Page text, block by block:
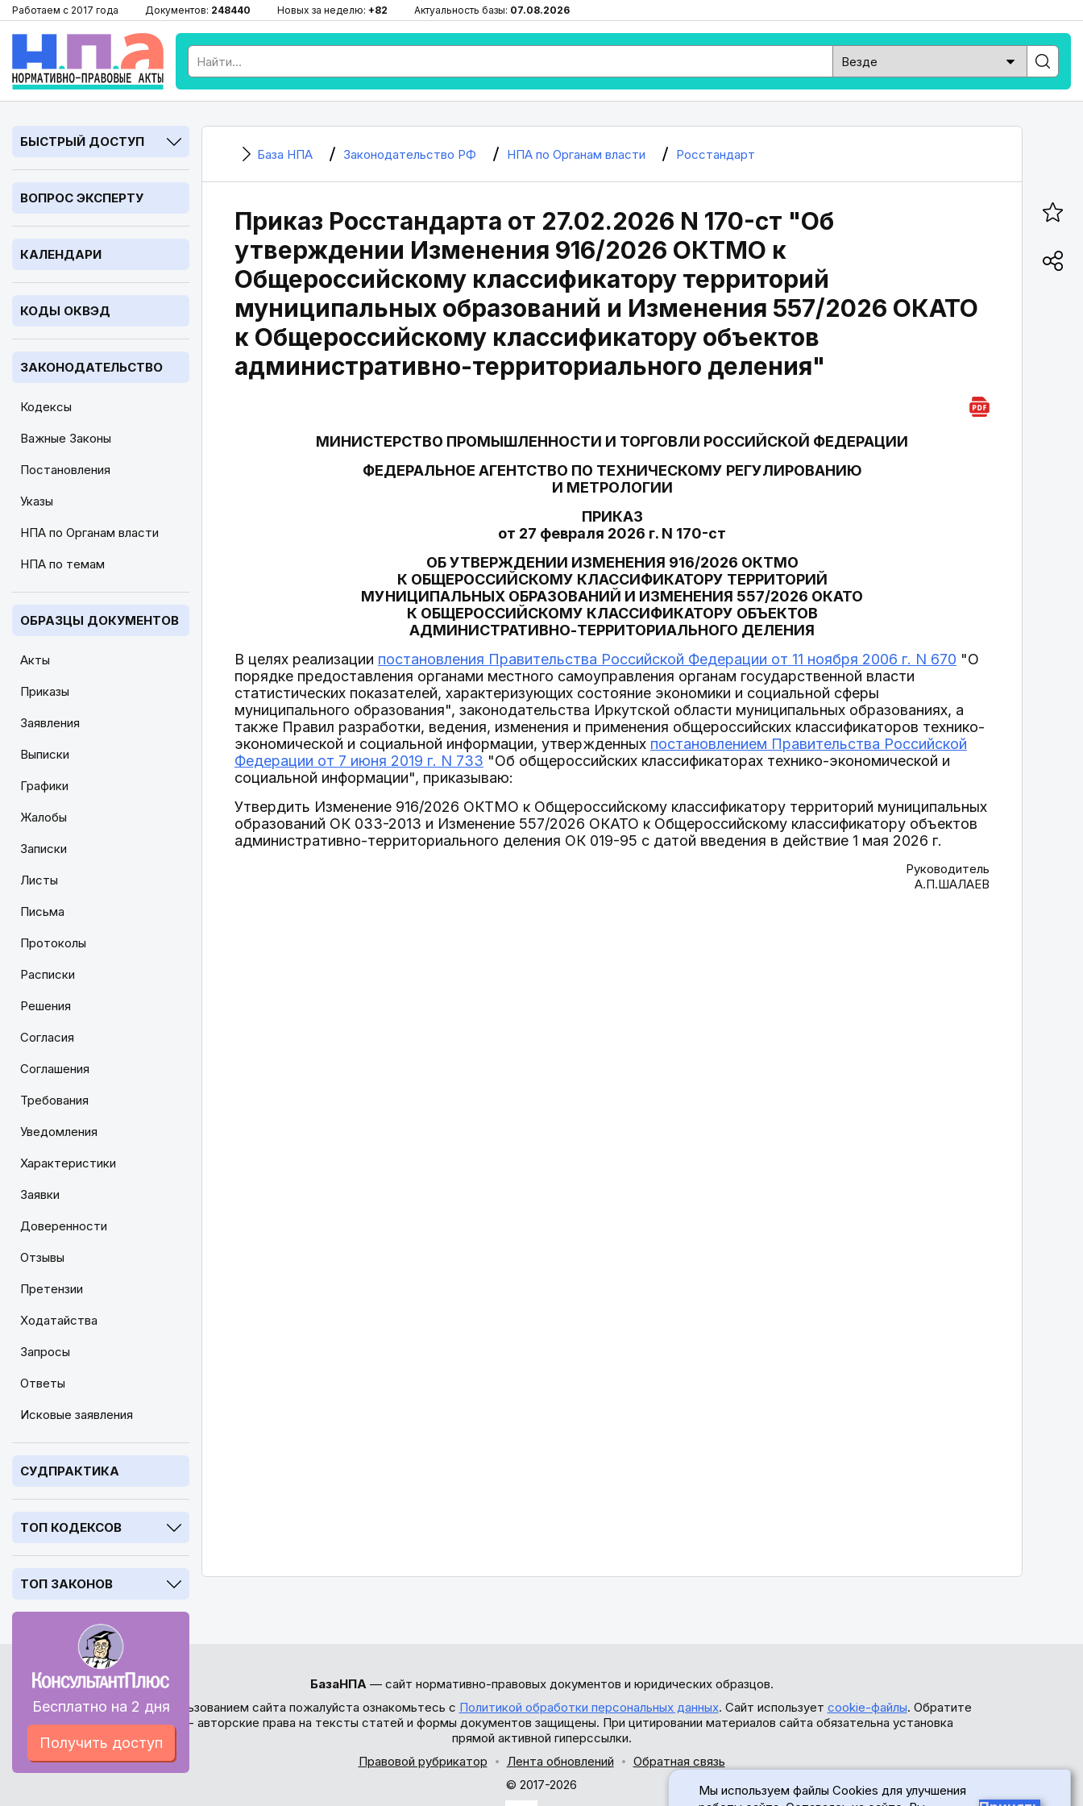
Работаем с 2017 года Документов: 248440 Новых за неделю: +82 Актуальность базы: 07.08.2026
БЫСТРЫЙ ДОСТУП
ВОПРОС ЭКСПЕРТУ
КАЛЕНДАРИ
КОДЫ ОКВЭД
ЗАКОНОДАТЕЛЬСТВО
Кодексы
Важные Законы
Постановления
Указы
НПА по Органам власти
НПА по темам
ОБРАЗЦЫ ДОКУМЕНТОВ
Акты
Приказы
Заявления
Выписки
Графики
Жалобы
Записки
Листы
Письма
Протоколы
Расписки
Решения
Согласия
Соглашения
Требования
Уведомления
Характеристики
Заявки
Доверенности
Отзывы
Претензии
Ходатайства
Запросы
Ответы
Исковые заявления
СУДПРАКТИКА
ТОП КОДЕКСОВ
ТОП ЗАКОНОВ
Бесплатно на 2 дня
Получить доступ
База НПА Законодательство РФ НПА по Органам власти Росстандарт
Приказ Росстандарта от 27.02.2026 N 170-ст "Об
утверждении Изменения 916/2026 ОКТМО к
Общероссийскому классификатору территорий
муниципальных образований и Изменения 557/2026 ОКАТО
к Общероссийскому классификатору объектов
административно-территориального деления"
МИНИСТЕРСТВО ПРОМЫШЛЕННОСТИ И ТОРГОВЛИ РОССИЙСКОЙ ФЕДЕРАЦИИ
ФЕДЕРАЛЬНОЕ АГЕНТСТВО ПО ТЕХНИЧЕСКОМУ РЕГУЛИРОВАНИЮ
И МЕТРОЛОГИИ
ПРИКАЗ
от 27 февраля 2026 г. N 170-ст
ОБ УТВЕРЖДЕНИИ ИЗМЕНЕНИЯ 916/2026 ОКТМО
К ОБЩЕРОССИЙСКОМУ КЛАССИФИКАТОРУ ТЕРРИТОРИЙ
МУНИЦИПАЛЬНЫХ ОБРАЗОВАНИЙ И ИЗМЕНЕНИЯ 557/2026 ОКАТО
К ОБЩЕРОССИЙСКОМУ КЛАССИФИКАТОРУ ОБЪЕКТОВ
АДМИНИСТРАТИВНО-ТЕРРИТОРИАЛЬНОГО ДЕЛЕНИЯ
В целях реализации постановления Правительства Российской Федерации от 11 ноября 2006 г. N 670 "О
порядке предоставления органами местного самоуправления органам государственной власти
статистических показателей, характеризующих состояние экономики и социальной сферы
муниципального образования", законодательства Иркутской области муниципальных образованиях, а
также Правил разработки, ведения, изменения и применения общероссийских классификаторов технико-
экономической и социальной информации, утвержденных постановлением Правительства Российской
Федерации от 7 июня 2019 г. N 733 "Об общероссийских классификаторах технико-экономической и
социальной информации", приказываю:
Утвердить Изменение 916/2026 ОКТМО к Общероссийскому классификатору территорий муниципальных
образований ОК 033-2013 и Изменение 557/2026 ОКАТО к Общероссийскому классификатору объектов
административно-территориального деления ОК 019-95 с датой введения в действие 1 мая 2026 г.
Руководитель
А.П.ШАЛАЕВ
БазаНПА— сайт нормативно-правовых документов и юридических образцов.
Перед использованием сайта пожалуйста ознакомьтесь с Политикой обработки персональных данных. Сайт использует cookie-файлы. Обратите
внимание - авторские права на тексты статей и формы документов защищены. При цитировании материалов сайта обязательна установка
прямой активной гиперссылки.
Правовой рубрикатор
Лента обновлений
Обратная связь
© 2017-2026
Мы используем файлы Cookies для улучшения